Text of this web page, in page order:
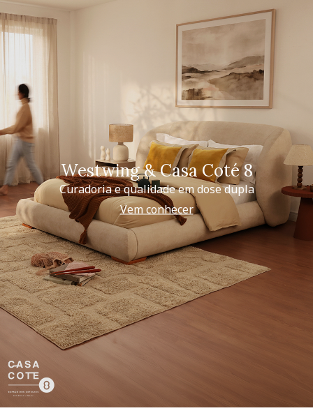
Westwing & Casa Coté 8
Curadoria e qualidade em dose dupla
Vem conhecer